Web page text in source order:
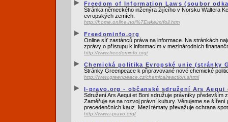
Freedom of Information Laws (soubor
Stránka německého inženýra žijícího v Norsku Waltera
evropských zemích.
http://home.online.no/%7Ewkeim/foil.htm
Freedominfo.org
Online síť zastánců práva na informace. Na stránkách
zprávy o přístupu k informacím v mezinárodních
http://www.freedominfo.org/
Chemická politika Evropské unie (stránky
Stránky Greenpeace k připravované nové chemické
http://www.greenpeace.cz/chemicalreaction.shtml
I-pravo.org - občanské sdružení Ars Aequi
Sdružení Ars Aequi et Boni sdružuje právníky
Zaměřuje se na rozvoj právní kultury. Věnujeme se
precedenčních kauz. Mezi tématy převažuje ochrana
http://www.i-pravo.org/